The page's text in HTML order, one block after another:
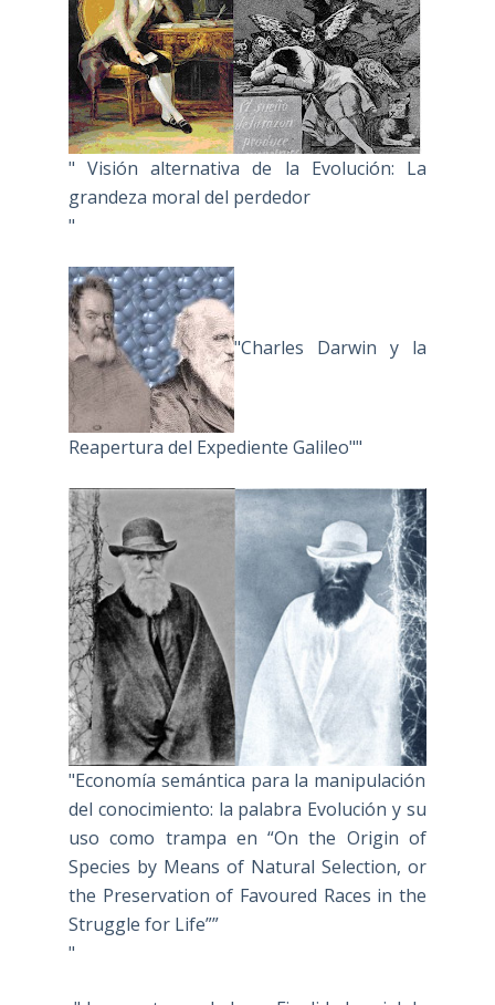
" Visión alternativa de la Evolución: La
grandeza moral del perdedor
"
"Charles Darwin y la
Reapertura del Expediente Galileo""
"Economía semántica para la manipulación
del conocimiento: la palabra Evolución y su
uso como trampa en “On the Origin of
Species by Means of Natural Selection, or
the Preservation of Favoured Races in the
Struggle for Life””
"